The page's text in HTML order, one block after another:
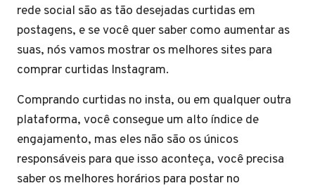
rede social são as tão desejadas curtidas em
postagens, e se você quer saber como aumentar as
suas, nós vamos mostrar os melhores sites para
comprar curtidas Instagram.
Comprando curtidas no insta, ou em qualquer outra
plataforma, você consegue um alto índice de
engajamento, mas eles não são os únicos
responsáveis para que isso aconteça, você precisa
saber os melhores horários para postar no